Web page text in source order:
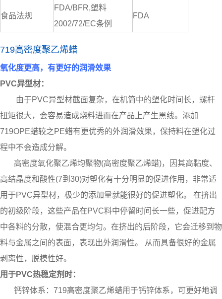
食品法规
FDA/BFR,塑料
2002/72/EC条例
FDA
719高密度聚乙烯蜡
氧化度更高，有更好的润滑效果
PVC异型材：
由于PVC异型材截面复杂，在机筒中的塑化时间长，螺杆
扭矩很大，会容易造成烧料进而在产品上产生黑线。添加
719OPE蜡较之 PE蜡有更优秀的外润滑效果，保持料在塑化过
程中不会造成分解。
高密度氧化聚乙烯均聚物(高密度聚乙烯蜡)，因其高黏度、
高结晶度和酸性(7到30)对塑化有十分明显的促进作用，非常适
用于PVC异型材，极少的添加量就能很好的促进塑化。 在挤出
的初级阶段，这些产品在PVC料中停留时间长一些，促进配方
中各料的分散，使混合更均匀。在挤出的后阶段，它会迁移到物
料与金属之间的表面，表现出外润滑性。 从而具备很好的金属
剥离性，脱模性好。
用于PVC热稳定剂时：
钙锌体系：719高密度聚乙烯蜡用于钙锌体系，可更好地调